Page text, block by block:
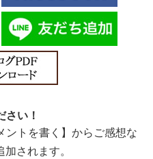
い！
ントを書く】からご感想な
加されます。